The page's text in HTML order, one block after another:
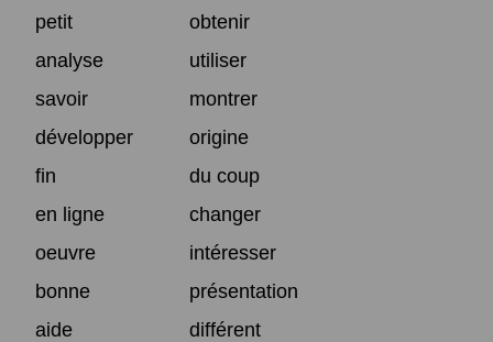
petit
obtenir
analyse
utiliser
savoir
montrer
développer
origine
fin
du coup
en ligne
changer
oeuvre
intéresser
bonne
présentation
aide
différent